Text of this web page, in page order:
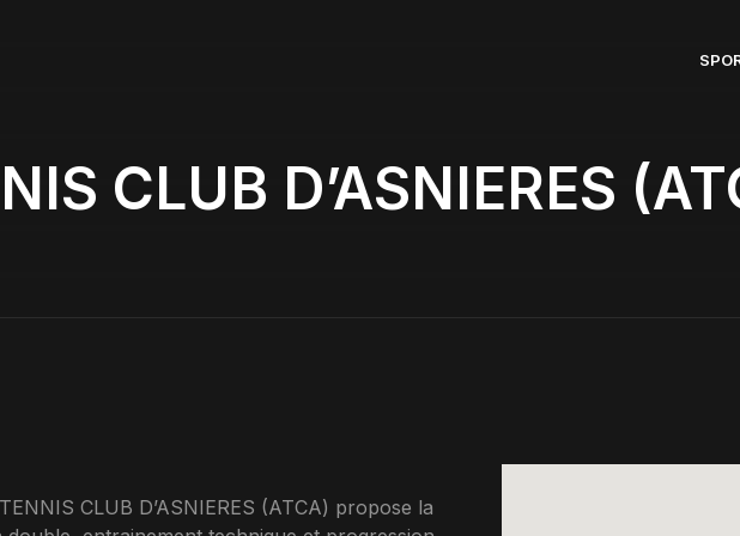
CLUB D’ASNIERES
CLUB D’ASNIERES (ATCA) propose la